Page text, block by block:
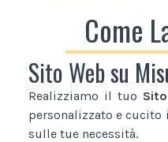
Come
Sito Web su
Realizziamo il tuo
personalizzato e cucito
sulle tue necessità.